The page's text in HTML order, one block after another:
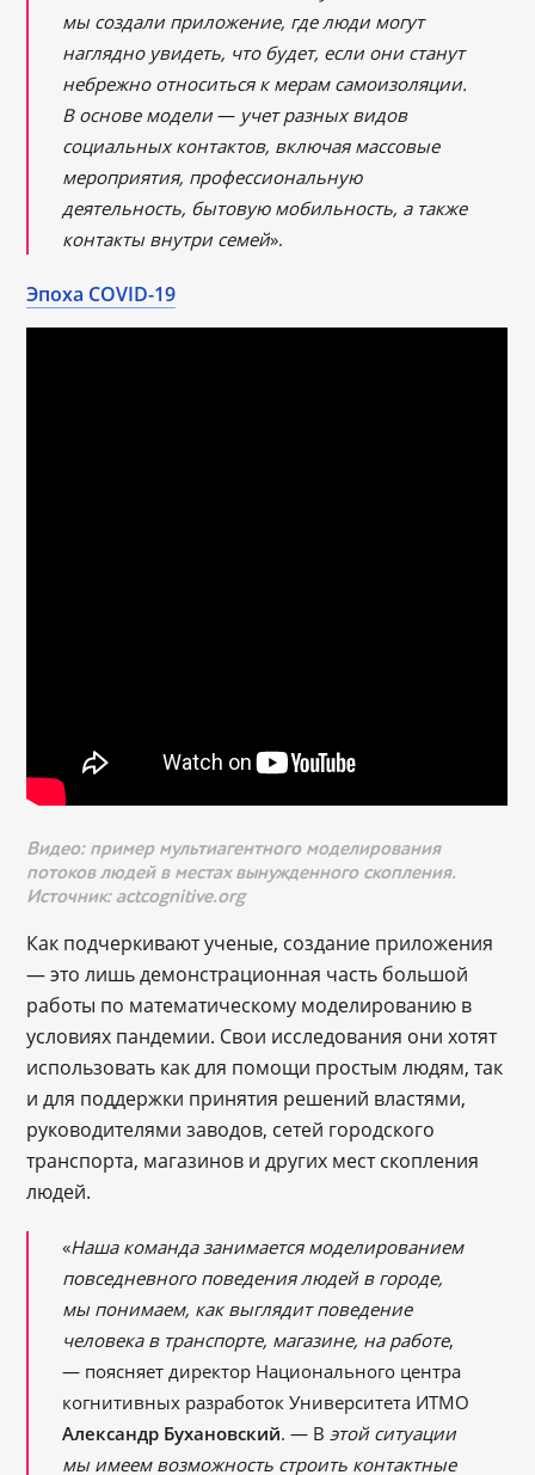
мы создали приложение, где люди могут
наглядно увидеть, что будет, если они станут
небрежно относиться к мерам самоизоляции.
В основе модели— учет разных видов
социальных контактов, включая массовые
мероприятия, профессиональную
деятельность, бытовую мобильность, а также
контакты внутри семей».
Эпоха COVID-19
Видео: пример мультиагентного моделирования
потоков людей в местах вынужденного скопления.
Источник: actcognitive.org
Как подчеркивают ученые, создание приложения
— это лишь демонстрационная часть большой
работы по математическому моделированию в
условиях пандемии. Свои исследования они хотят
использовать как для помощи простым людям, так
и для поддержки принятия решений властями,
руководителями заводов, сетей городского
транспорта, магазинов и других мест скопления
людей.
«Наша команда занимается моделированием
повседневного поведения людей в городе,
мы понимаем, как выглядит поведение
человека в транспорте, магазине, на работе,
— поясняет директор Национального центра
когнитивных разработок Университета ИТМО
Александр Бухановский. — В этой ситуации
мы имеем возможность строить контактные